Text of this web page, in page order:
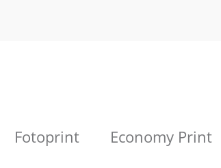
Fotoprint Economy Print